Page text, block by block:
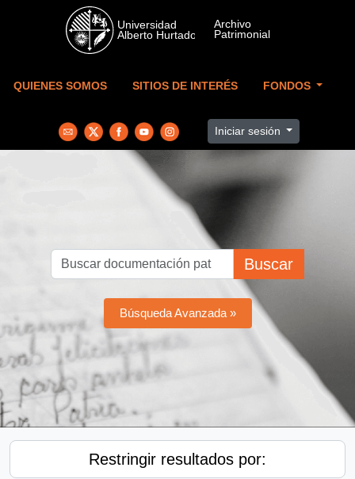
Skip to main content
QUIENES SOMOS SITIOS DE INTERÉS FONDOS
Iniciar sesión
Buscar
Búsqueda Avanzada »
Restringir resultados por: